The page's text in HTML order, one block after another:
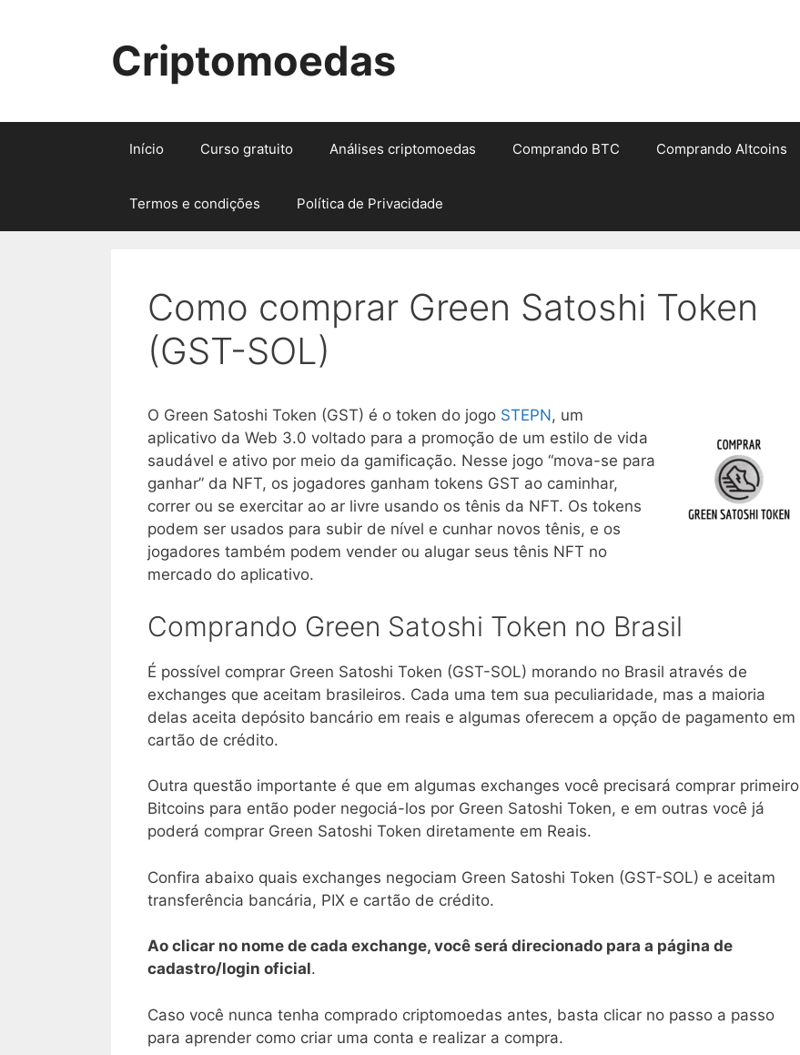
Criptomoedas
Início Curso gratuito Análises criptomoedas Comprando BTC Comprando Altcoins
Termos e condições Política de Privacidade
Como comprar Green Satoshi Token
(GST-SOL)
O Green Satoshi Token (GST) é o token do jogo STEPN, um
aplicativo da Web 3.0 voltado para a promoção de um estilo de vida
saudável e ativo por meio da gamificação. Nesse jogo “mova-se para
ganhar” da NFT, os jogadores ganham tokens GST ao caminhar,
correr ou se exercitar ao ar livre usando os tênis da NFT. Os tokens
podem ser usados para subir de nível e cunhar novos tênis, e os
jogadores também podem vender ou alugar seus tênis NFT no
mercado do aplicativo.
Comprando Green Satoshi Token no Brasil
É possível comprar Green Satoshi Token (GST-SOL) morando no Brasil através de
exchanges que aceitam brasileiros. Cada uma tem sua peculiaridade, mas a maioria
delas aceita depósito bancário em reais e algumas oferecem a opção de pagamento em
cartão de crédito.
Outra questão importante é que em algumas exchanges você precisará comprar primeiro
Bitcoins para então poder negociá-los por Green Satoshi Token, e em outras você já
poderá comprar Green Satoshi Token diretamente em Reais.
Confira abaixo quais exchanges negociam Green Satoshi Token (GST-SOL) e aceitam
transferência bancária, PIX e cartão de crédito.
Ao clicar no nome de cada exchange, você será direcionado para a página de
cadastro/login oficial.
Caso você nunca tenha comprado criptomoedas antes, basta clicar no passo a passo
para aprender como criar uma conta e realizar a compra.